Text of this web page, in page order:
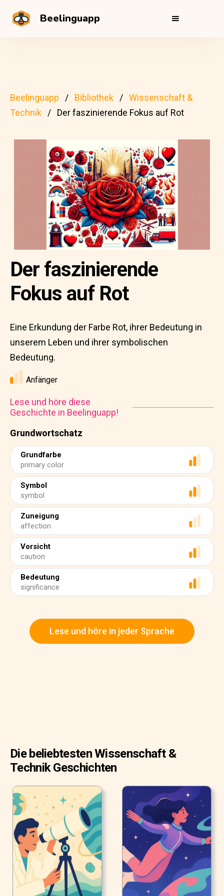
Beelinguapp
Beelinguapp Bibliothek
Wissenschaft &
Technik
Der faszinierende Fokus auf Rot
Grundwortschatz
Grundfarbe
primary color
Symbol
symbol
Zuneigung
affection
Vorsicht
caution
Bedeutung
significance
Der faszinierende
Fokus auf Rot
Eine Erkundung der Farbe Rot, ihrer Bedeutung in
unserem Leben und ihrer symbolischen
Bedeutung.
Anfänger
Lese und höre diese
Geschichte in Beelinguapp!
Lese und höre in jeder Sprache
Die beliebtesten Wissenschaft &
Technik Geschichten